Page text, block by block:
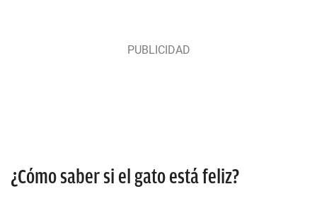
¿Cómo saber si el gato está feliz?